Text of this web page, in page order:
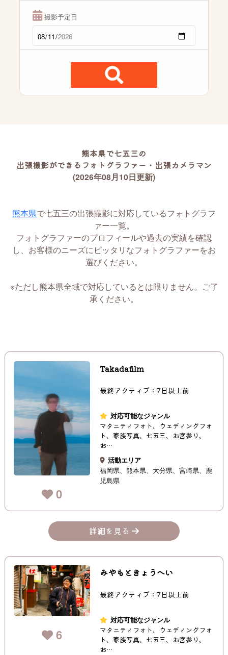
撮影予定日
熊本県で七五三の
出張撮影ができるフォトグラファー・出張カメラマン
(2026年08月10日更新)
熊本県で七五三の出張撮影に対応しているフォトグラフ
ァー一覧。
フォトグラファーのプロフィールや過去の実績を確認
し、お客様のニーズにピッタリなフォトグラファーをお
選びください。
※ただし熊本県全域で対応しているとは限りません。ご了
承ください。
0
Takadafilm
最終アクティブ：7日以上前
対応可能なジャンル
マタニティフォト、ウェディングフォ
ト、家族写真、七五三、お宮参り、
お…
活動エリア
福岡県
熊本県 大分県 宮崎県
鹿
児島県
詳細を見る
6
みやもときょうへい
最終アクティブ：7日以上前
対応可能なジャンル
マタニティフォト、ウェディングフォ
ト、家族写真、七五三、お宮参り、
お…